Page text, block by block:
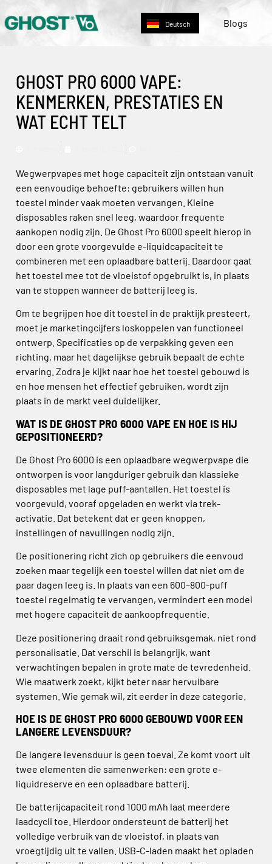
Deutsch
Nederlands Blogs
GHOST PRO 6000 VAPE:
KENMERKEN, PRESTATIES EN
WAT ECHT TELT
Wegwerpvapes met hoge capaciteit zijn ontstaan vanuit
een eenvoudige behoefte: gebruikers willen hun
toestel minder vaak moeten vervangen. Kleine
disposables raken snel leeg, waardoor frequente
aankopen nodig zijn. De Ghost Pro 6000 speelt hierop in
door een grote voorgevulde e-liquidcapaciteit te
combineren met een oplaadbare batterij. Daardoor gaat
het toestel mee tot de vloeistof opgebruikt is, in plaats
van te stoppen wanneer de batterij leeg is.
Om te begrijpen hoe dit toestel in de praktijk presteert,
moet je marketingcijfers loskoppelen van functioneel
ontwerp. Specificaties op de verpakking geven een
richting, maar het dagelijkse gebruik bepaalt de echte
ervaring. Zodra je kijkt naar hoe het toestel gebouwd is
en hoe mensen het effectief gebruiken, wordt zijn
plaats in de markt veel duidelijker.
WAT IS DE GHOST PRO 6000 VAPE EN HOE IS HIJ
GEPOSITIONEERD?
De Ghost Pro 6000 is een oplaadbare wegwerpvape die
ontworpen is voor langduriger gebruik dan klassieke
disposables met lage puff-aantallen. Het toestel is
voorgevuld, vooraf opgeladen en werkt via trek-
activatie. Dat betekent dat er geen knoppen,
instellingen of navullingen nodig zijn.
De positionering richt zich op gebruikers die eenvoud
zoeken maar tegelijk een toestel willen dat niet om de
paar dagen leeg is. In plaats van een 600–800-puff
toestel regelmatig te vervangen, vermindert een model
met hogere capaciteit de aankoopfrequentie.
Deze positionering draait rond gebruiksgemak, niet rond
personalisatie. Dat verschil is belangrijk, want
verwachtingen bepalen in grote mate de tevredenheid.
Wie maatwerk zoekt, kijkt beter naar hervulbare
systemen. Wie gemak wil, zit eerder in deze categorie.
HOE IS DE GHOST PRO 6000 GEBOUWD VOOR EEN
LANGERE LEVENSDUUR?
De langere levensduur is geen toeval. Ze komt voort uit
twee elementen die samenwerken: een grote e-
liquidreserve en een oplaadbare batterij.
De batterijcapaciteit rond 1000 mAh laat meerdere
laadcycli toe. Hierdoor ondersteunt de batterij het
volledige verbruik van de vloeistof, in plaats van
vroegtijdig uit te vallen. USB-C-laden maakt het opladen